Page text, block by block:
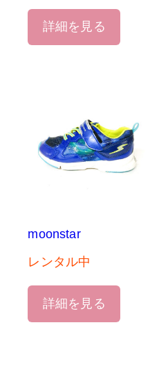
詳細を見る
moonstar
レンタル中
詳細を見る